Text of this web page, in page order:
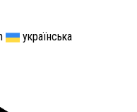
українська